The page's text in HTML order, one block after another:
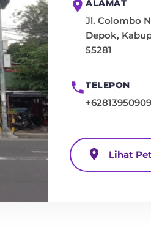
ALAMAT
Jl. Colombo
Depok,
55281
TELEPON
Lihat